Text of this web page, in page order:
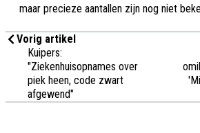
maar precieze aantallen zijn nog niet
Vorig artikel
Kuipers:
"Ziekenhuisopnames over
piek heen, code zwart
afgewend"